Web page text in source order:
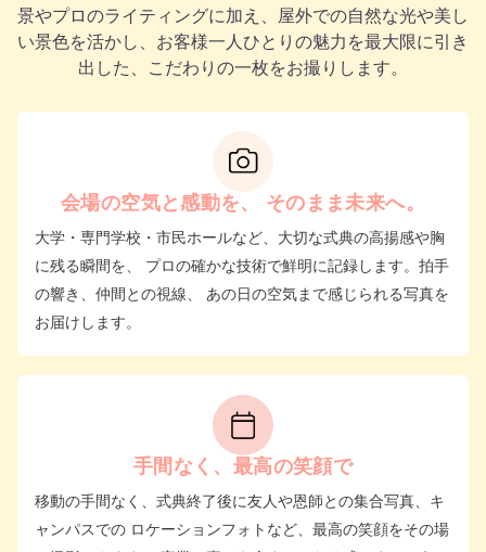
景やプロのライティングに加え、屋外での自然な光や美し
い景色を活かし、お客様一人ひとりの魅力を最大限に引き
出した、こだわりの一枚をお撮りします。
会場の空気と感動を、 そのまま未来へ。
大学・専門学校・市民ホールなど、大切な式典の高揚感や胸
に残る瞬間を、 プロの確かな技術で鮮明に記録します。拍手
の響き、仲間との視線、 あの日の空気まで感じられる写真を
お届けします。
手間なく、最高の笑顔で
移動の手間なく、式典終了後に友人や恩師との集合写真、キ
ャンパスでの ロケーションフォトなど、最高の笑顔をその場